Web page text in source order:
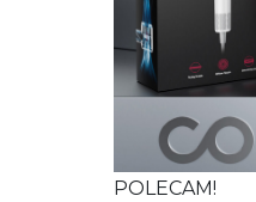
POLECAM!